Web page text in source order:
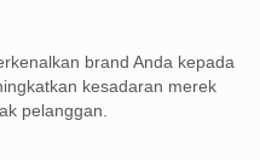
brand Anda kepada
kesadaran merek
pelanggan.